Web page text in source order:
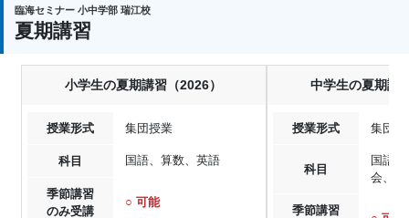
臨海セミナー 小中学部 瑞江校
夏期講習
小学生の夏期講習（2026）
授業形式 集団授業
科目 国語、算数、英語
季節講習
のみ受講
○ 可能
中学生の夏期講
授業形式 集団授
科目
国語
会、英
季節講習